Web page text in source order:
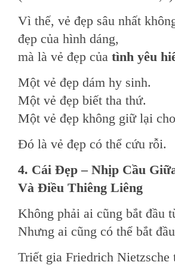
Vì thế, vẻ đẹp sâu nhất
đẹp của hình dáng,
mà là vẻ đẹp của tình yêu
Một vẻ đẹp dám hy sinh.
Một vẻ đẹp biết tha thứ.
Một vẻ đẹp không giữ lại
Đó là vẻ đẹp có thể cứu rỗi.
4. Cái Đẹp – Nhịp Cầu
Và Điều Thiêng Liêng
Không phải ai cũng bắt đầu
Nhưng ai cũng có thể bắt
Triết gia Friedrich Nietzsche